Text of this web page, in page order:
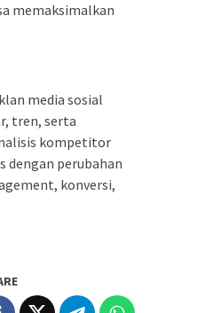
memaksimalkan
media sosial
tren, serta
kompetitor
dengan perubahan
konversi,